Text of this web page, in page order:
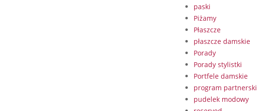
paski
Piżamy
Płaszcze
płaszcze damskie
Porady
Porady stylistki
Portfele damskie
program partnerski
pudelek modowy